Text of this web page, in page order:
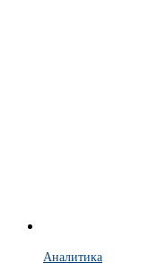
Аналитика